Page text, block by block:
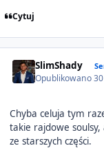
Cytuj
SlimShady
Opublikowano
Chyba celuja tym
takie rajdowe
ze starszych części.